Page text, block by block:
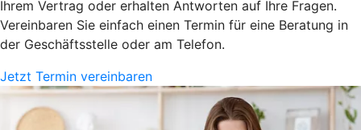
Ihrem Vertrag oder erhalten Antworten auf Ihre Fragen.
Vereinbaren Sie einfach einen Termin für eine Beratung in
der Geschäftsstelle oder am Telefon.
Jetzt Termin vereinbaren